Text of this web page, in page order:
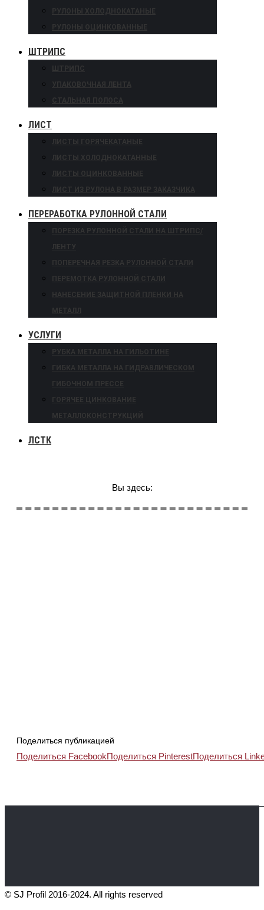
РУЛОНЫ ХОЛОДНОКАТАНЫЕ
РУЛОНЫ ОЦИНКОВАННЫЕ
ШТРИПС
ШТРИПС
УПАКОВОЧНАЯ ЛЕНТА
СТАЛЬНАЯ ПОЛОСА
ЛИСТ
ЛИСТЫ ГОРЯЧЕКАТАНЫЕ
ЛИСТЫ ХОЛОДНОКАТАННЫЕ
ЛИСТЫ ОЦИНКОВАННЫЕ
ЛИСТ ИЗ РУЛОНА В РАЗМЕР ЗАКАЗЧИКА
ПЕРЕРАБОТКА РУЛОННОЙ СТАЛИ
ПОРЕЗКА РУЛОННОЙ СТАЛИ НА ШТРИПС/
ЛЕНТУ
ПОПЕРЕЧНАЯ РЕЗКА РУЛОННОЙ СТАЛИ
ПЕРЕМОТКА РУЛОННОЙ СТАЛИ
НАНЕСЕНИЕ ЗАЩИТНОЙ ПЛЕНКИ НА
МЕТАЛЛ
УСЛУГИ
РУБКА МЕТАЛЛА НА ГИЛЬОТИНЕ
ГИБКА МЕТАЛЛА НА ГИДРАВЛИЧЕСКОМ
ГИБОЧНОМ ПРЕССЕ
ГОРЯЧЕЕ ЦИНКОВАНИЕ
МЕТАЛЛОКОНСТРУКЦИЙ
ЛСТК
Вы здесь:
Поделиться публикацией
Поделиться FacebookПоделиться PinterestПоделиться
© SJ Profil 2016-2024. All rights reserved